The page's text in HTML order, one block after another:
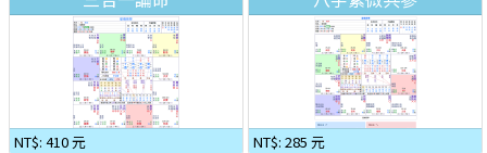
NT$: 410 元 NT$: 285 元